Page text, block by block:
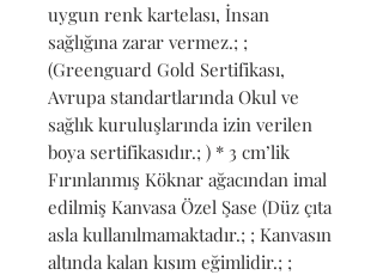
uygun renk kartelası, İnsan
sağlığına zarar vermez.; ;
(Greenguard Gold Sertifikası,
Avrupa standartlarında Okul ve
sağlık kuruluşlarında izin verilen
boya sertifikasıdır.; ) * 3 cm’lik
Fırınlanmış Köknar ağacından imal
edilmiş Kanvasa Özel Şase (Düz çıta
asla kullanılmamaktadır.; ; Kanvasın
altında kalan kısım eğimlidir.; ;